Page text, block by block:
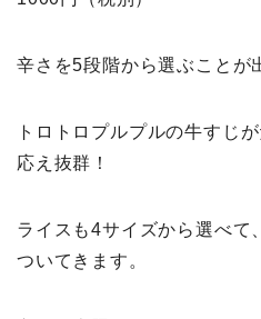
辛さを5段階から選ぶことが
トロトロプルプルの牛すじ
応え抜群！
ライスも4サイズから選べて
ついてきます。